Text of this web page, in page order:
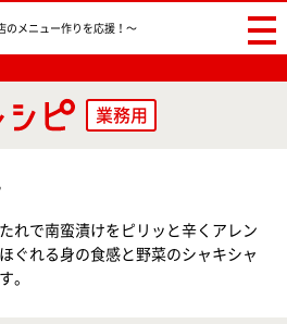
のメニュー作りを応援！〜
業務用
れで南蛮漬けをピリッと辛くアレン
ぐれる身の食感と野菜のシャキシャ
。